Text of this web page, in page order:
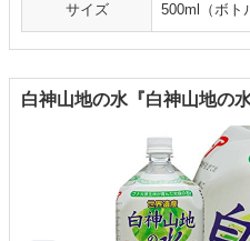
サイズ 500ml（ボト
白神山地の水『白神山地の